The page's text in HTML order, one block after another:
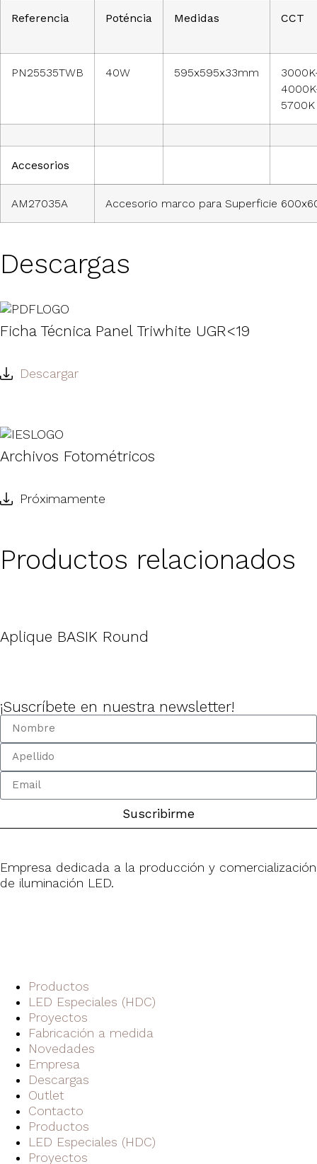
Referencia Poténcia Medidas CCT
PN25535TWB 40W 595x595x33mm
5700K
Accesorios
AM27035A Accesorio marco para Superficie
Descargas
Ficha Técnica Panel Triwhite UGR<19
Descargar
Archivos Fotométricos
Próximamente
Productos relacionados
Aplique BASIK Round
¡Suscríbete en nuestra newsletter!
Suscribirme
Empresa dedicada a la producción y comercialización
de iluminación LED.
Productos
LED Especiales (HDC)
Proyectos
Fabricación a medida
Novedades
Empresa
Descargas
Outlet
Contacto
Productos
LED Especiales (HDC)
Proyectos